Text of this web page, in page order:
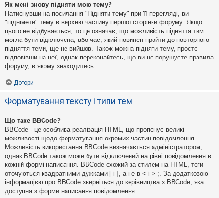
Як мені знову підняти мою тему?
Натиснувши на посилання "Підняти тему" при її перегляді, ви
"піднімете" тему в верхню частину першої сторінки форуму. Якщо
цього не відбувається, то це означає, що можливість підняття тим
могла бути відключена, або час, який повинен пройти до повторного
підняття теми, ще не вийшов. Також можна підняти тему, просто
відповівши на неї, однак переконайтесь, що ви не порушуєте правила
форуму, в якому знаходитесь.
Догори
Форматування тексту і типи тем
Що таке BBCode?
BBCode - це особлива реалізація HTML, що пропонує великі
можливості щодо форматування окремих частин повідомлення.
Можливість використання BBCode визначається адміністратором,
однак BBCode також може бути відключений на рівні повідомлення в
кожній формі написання. BBCode схожий за стилем на HTML, теги
оточуються квадратними дужками [ і ], а не в < і > ;. За додатковою
інформацією про BBCode зверніться до керівництва з BBCode, яка
доступна з форми написання повідомлення.